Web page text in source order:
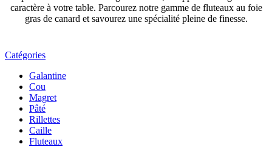
caractère à votre table. Parcourez notre gamme de fluteaux au foie
gras de canard et savourez une spécialité pleine de finesse.
Catégories
Galantine
Cou
Magret
Pâté
Rillettes
Caille
Fluteaux